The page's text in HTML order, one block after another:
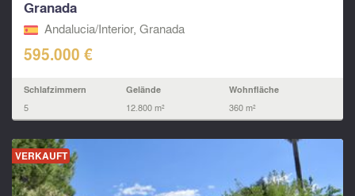
Granada
Andalucia/Interior, Granada
595.000 €
Schlafzimmern
5
Gelände
12.800 m²
Wohnfläche
360 m²
VERKAUFT